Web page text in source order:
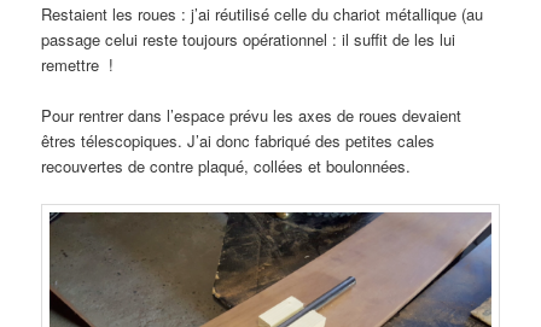
Restaient les roues : j’ai réutilisé celle du chariot métallique (au
passage celui reste toujours opérationnel : il suffit de les lui
remettre !
Pour rentrer dans l’espace prévu les axes de roues devaient
êtres télescopiques. J’ai donc fabriqué des petites cales
recouvertes de contre plaqué, collées et boulonnées.